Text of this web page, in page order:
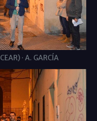
· A. GARCÍA